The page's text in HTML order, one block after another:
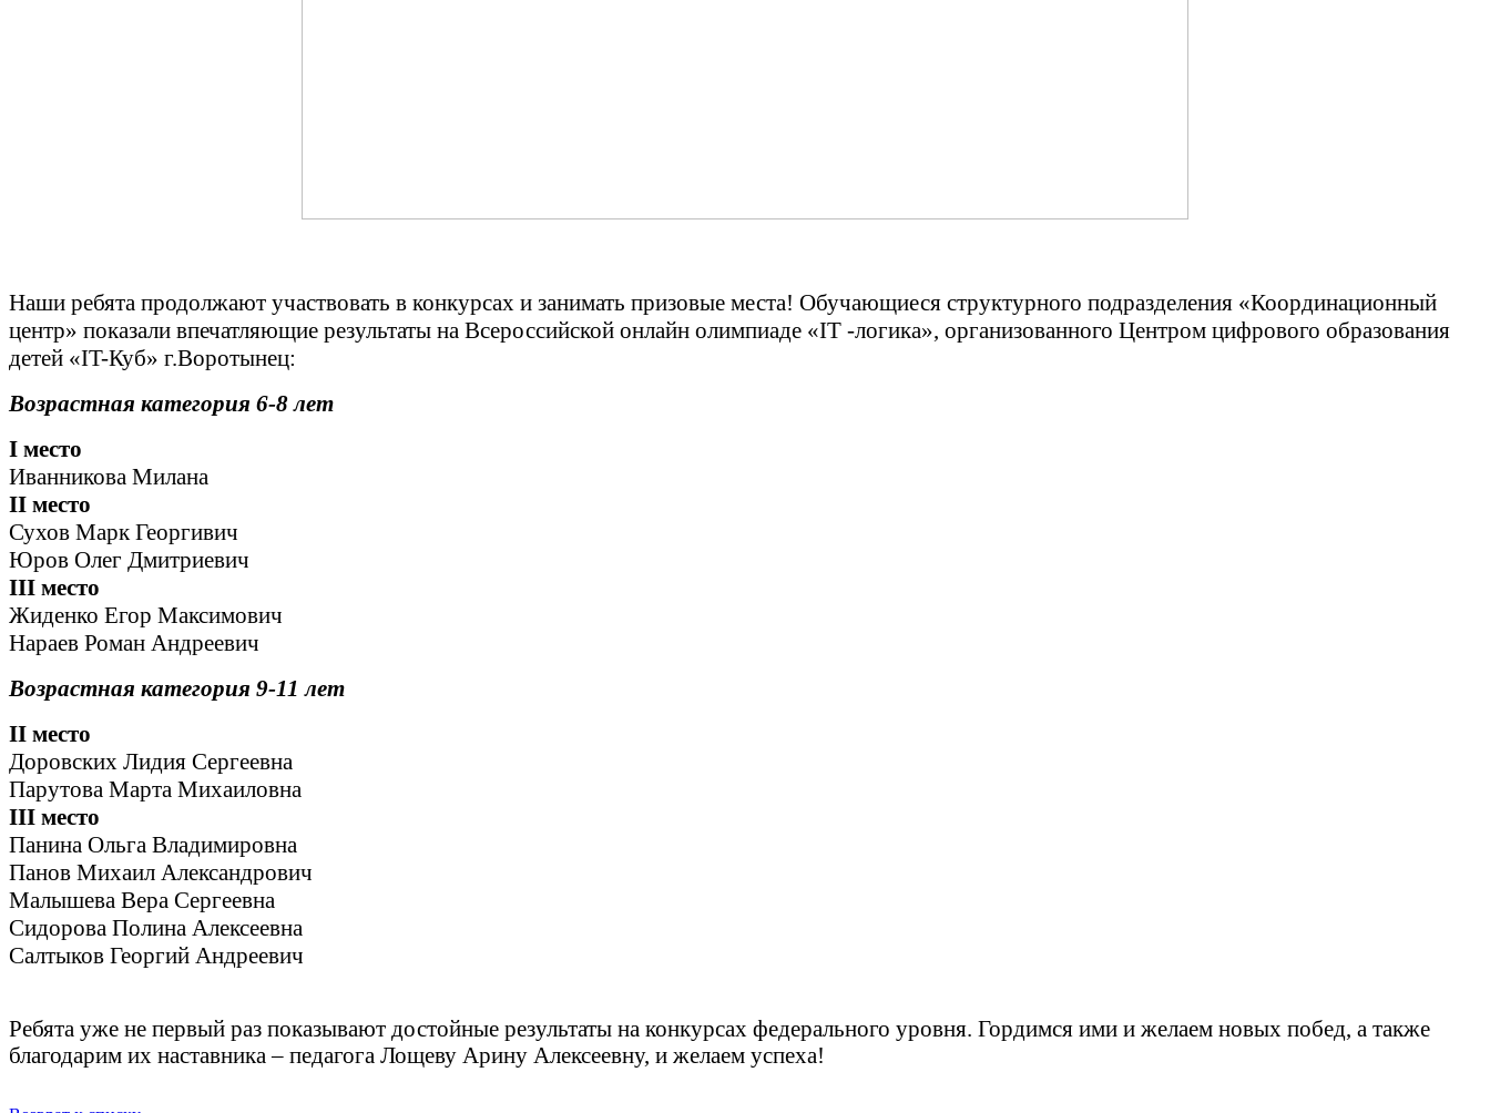
Наши ребята продолжают участвовать в конкурсах и занимать призовые места! Обучающиеся структурного подразделения «Координационный
центр» показали впечатляющие результаты на Всероссийской онлайн олимпиаде «IT -логика», организованного Центром цифрового образования
детей «IT-Куб» г.Воротынец:
Возрастная категория 6-8 лет
I место
Иванникова Милана
II место
Сухов Марк Георгивич
Юров Олег Дмитриевич
III место
Жиденко Егор Максимович
Нараев Роман Андреевич
Возрастная категория 9-11 лет
II место
Доровских Лидия Сергеевна
Парутова Марта Михаиловна
III место
Панина Ольга Владимировна
Панов Михаил Александрович
Малышева Вера Сергеевна
Сидорова Полина Алексеевна
Салтыков Георгий Андреевич
Ребята уже не первый раз показывают достойные результаты на конкурсах федерального уровня. Гордимся ими и желаем новых побед, а также
благодарим их наставника – педагога Лощеву Арину Алексеевну, и желаем успеха!